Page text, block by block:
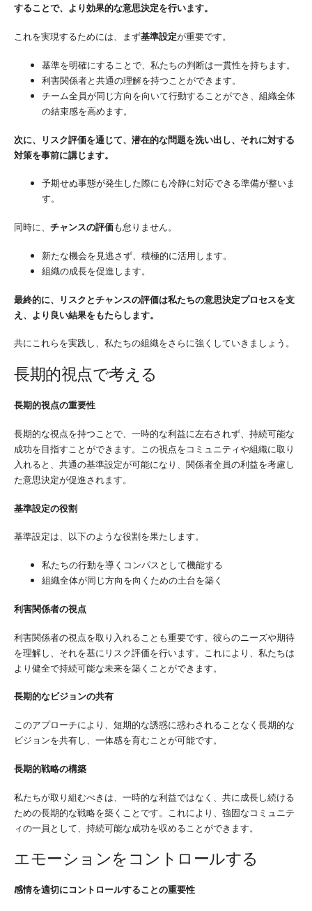
することで、より効果的な意思決定を行います。
これを実現するためには、まず基準設定が重要です。
基準を明確にすることで、私たちの判断は一貫性を持ちます。
利害関係者と共通の理解を持つことができます。
チーム全員が同じ方向を向いて行動することができ、組織全体
の結束感を高めます。
次に、リスク評価を通じて、潜在的な問題を洗い出し、それに対する
対策を事前に講じます。
予期せぬ事態が発生した際にも冷静に対応できる準備が整いま
す。
同時に、 チャンスの評価も怠りません。
新たな機会を見逃さず、積極的に活用します。
組織の成長を促進します。
最終的に、リスクとチャンスの評価は私たちの意思決定プロセスを支
え、より良い結果をもたらします。
共にこれらを実践し、私たちの組織をさらに強くしていきましょう。
長期的視点で考える
長期的視点の重要性
長期的な視点を持つことで、一時的な利益に左右されず、持続可能な
成功を目指すことができます。この視点をコミュニティや組織に取り
入れると、共通の基準設定が可能になり、関係者全員の利益を考慮し
た意思決定が促進されます。
基準設定の役割
基準設定は、以下のような役割を果たします。
私たちの行動を導くコンパスとして機能する
組織全体が同じ方向を向くための土台を築く
利害関係者の視点
利害関係者の視点を取り入れることも重要です。彼らのニーズや期待
を理解し、それを基にリスク評価を行います。これにより、私たちは
より健全で持続可能な未来を築くことができます。
長期的なビジョンの共有
このアプローチにより、短期的な誘惑に惑わされることなく長期的な
ビジョンを共有し、一体感を育むことが可能です。
長期的戦略の構築
私たちが取り組むべきは、一時的な利益ではなく、共に成長し続ける
ための長期的な戦略を築くことです。これにより、強固なコミュニテ
ィの一員として、持続可能な成功を収めることができます。
エモーションをコントロールする
感情を適切にコントロールすることの重要性